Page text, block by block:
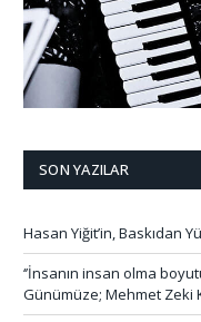
SON YAZILAR
Hasan Yiğit’in, Baskıdan
‘’İnsanın insan olma
Günümüze; Mehmet Zeki